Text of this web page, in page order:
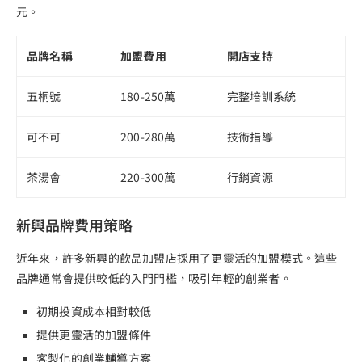
元。
品牌名稱 加盟費用 開店支持
五桐號 180-250萬 完整培訓系統
可不可 200-280萬 技術指導
茶湯會 220-300萬 行銷資源
新興品牌費用策略
近年來，許多新興的飲品加盟店採用了更靈活的加盟模式。這些
品牌通常會提供較低的入門門檻，吸引年輕的創業者。
初期投資成本相對較低
提供更靈活的加盟條件
客製化的創業輔導方案